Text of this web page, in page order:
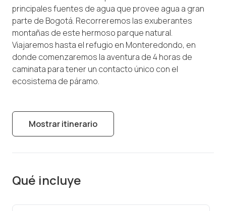
principales fuentes de agua que provee agua a gran
parte de Bogotá. Recorreremos las exuberantes
montañas de este hermoso parque natural.
Viajaremos hasta el refugio en Monteredondo, en
donde comenzaremos la aventura de 4 horas de
caminata para tener un contacto único con el
ecosistema de páramo.
Mostrar itinerario
Qué incluye